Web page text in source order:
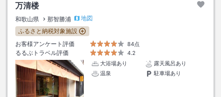
万清楼
和歌山県 那智勝浦
地図
ふるさと納税対象施設
お客様アンケート評価
84点
るるぶトラベル評価
4.2
大浴場あり
露天風呂あり
温泉
駐車場あり